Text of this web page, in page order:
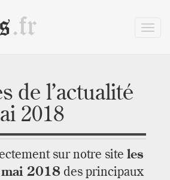
.fr
de l’actualité
2018
sur notre site les
2018 des principaux